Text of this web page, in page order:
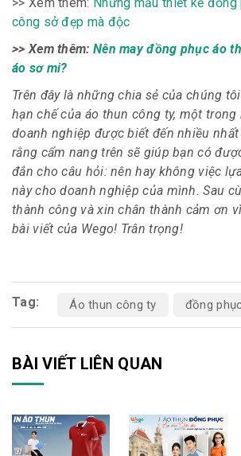
công sở đẹp mà độc
>> Xem thêm: Nên may đồng phục áo
áo sơ mi?
Trên đây là những chia sẻ của chúng
hạn chế của áo thun công ty, một
doanh nghiệp được biết đến nhiều
rằng cẩm nang trên sẽ giúp bạn có
đắn cho câu hỏi: nên hay không việc
này cho doanh nghiệp của mình. Sau
thành công và xin chân thành cảm ơn
bài viết của Wego! Trân trọng!
Tag: Áo thun công ty đồng
BÀI VIẾT LIÊN QUAN